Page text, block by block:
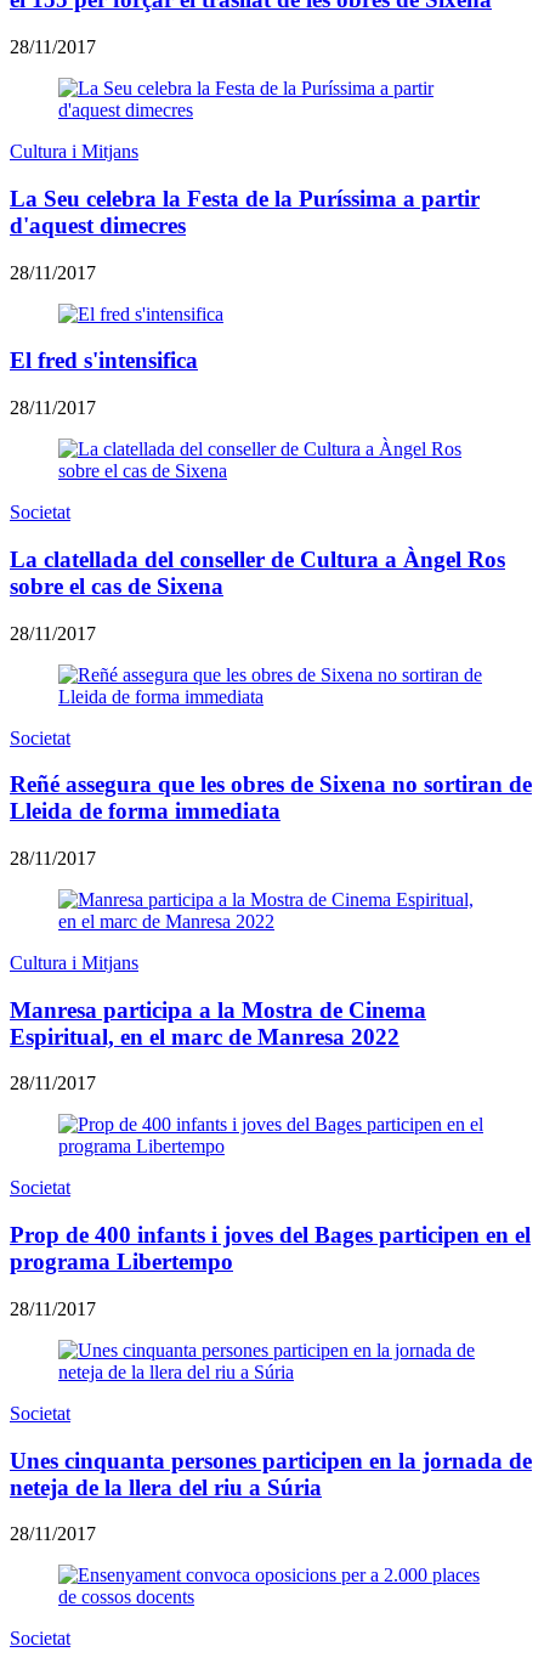
28/11/2017
Cultura i Mitjans
La Seu celebra la Festa de la Puríssima a partir
d'aquest dimecres
28/11/2017
El fred s'intensifica
28/11/2017
Societat
La clatellada del conseller de Cultura a Àngel Ros
sobre el cas de Sixena
28/11/2017
Societat
Reñé assegura que les obres de Sixena no sortiran de
Lleida de forma immediata
28/11/2017
Cultura i Mitjans
Manresa participa a la Mostra de Cinema
Espiritual, en el marc de Manresa 2022
28/11/2017
Societat
Prop de 400 infants i joves del Bages participen en el
programa Libertempo
28/11/2017
Societat
Unes cinquanta persones participen en la jornada de
neteja de la llera del riu a Súria
28/11/2017
Societat